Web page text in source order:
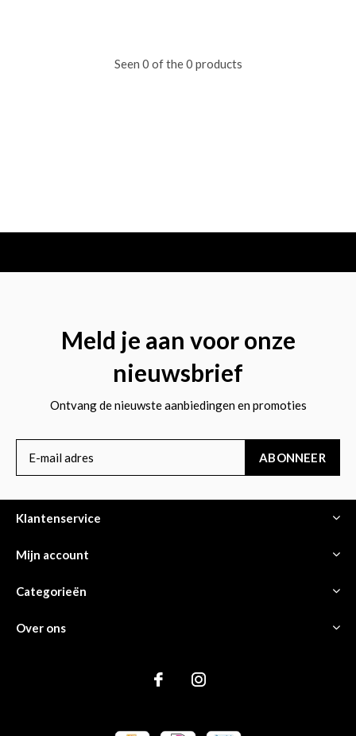
Seen 0 of the 0 products
Meld je aan voor onze
nieuwsbrief
Ontvang de nieuwste aanbiedingen en promoties
ABONNEER
Klantenservice
Mijn account
Categorieën
Over ons